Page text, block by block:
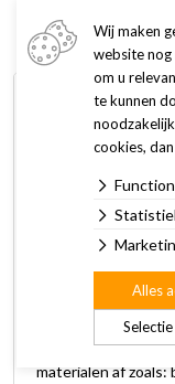
Omschrijving
CSI Urine
op moleculair
urinevlekken, zelfs
vervelende
draagt daarnaast
stankontwikkeling.
alleen urine af,
materialen af zoals:
Wij maken
website nog
om u
te kunnen
cookies,
Alles